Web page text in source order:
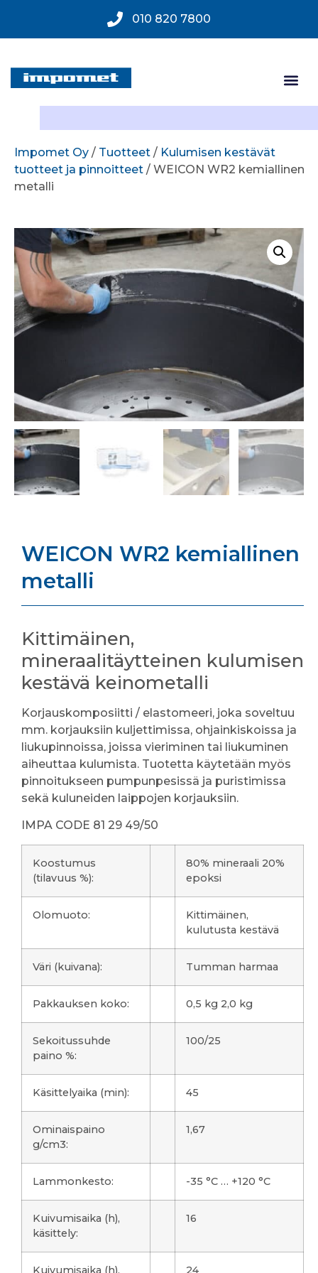
010 820 7800
Impomet Oy / Tuotteet / Kulumisen kestävät
tuotteet ja pinnoitteet / WEICON WR2 kemiallinen
metalli
WEICON WR2 kemiallinen
metalli
Kittimäinen,
mineraalitäytteinen kulumisen
kestävä keinometalli
Korjauskomposiitti / elastomeeri, joka soveltuu
mm. korjauksiin kuljettimissa, ohjainkiskoissa ja
liukupinnoissa, joissa vieriminen tai liukuminen
aiheuttaa kulumista. Tuotetta käytetään myös
pinnoitukseen pumpunpesissä ja puristimissa
sekä kuluneiden laippojen korjauksiin.
IMPA CODE 81 29 49/50
Koostumus
(tilavuus %):
80% mineraali 20%
epoksi
Olomuoto:
Kittimäinen,
kulutusta kestävä
Väri (kuivana): Tumman harmaa
Pakkauksen koko: 0,5 kg 2,0 kg
Sekoitussuhde
paino %:
100/25
Käsittelyaika (min): 45
Ominaispaino
g/cm3:
1,67
Lammonkesto: -35 °C … +120 °C
Kuivumisaika (h),
käsittely:
16
Kuivumisaika (h), 24